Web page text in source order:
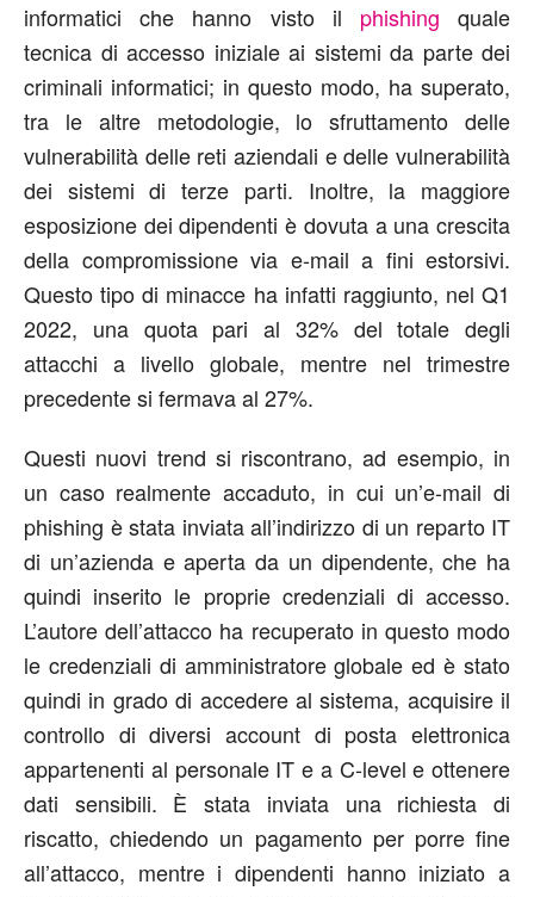
informatici che hanno visto il phishing quale
tecnica di accesso iniziale ai sistemi da parte dei
criminali informatici; in questo modo, ha superato,
tra le altre metodologie, lo sfruttamento delle
vulnerabilità delle reti aziendali e delle vulnerabilità
dei sistemi di terze parti. Inoltre, la maggiore
esposizione dei dipendenti è dovuta a una crescita
della compromissione via e-mail a fini estorsivi.
Questo tipo di minacce ha infatti raggiunto, nel Q1
2022, una quota pari al 32% del totale degli
attacchi a livello globale, mentre nel trimestre
precedente si fermava al 27%.
Questi nuovi trend si riscontrano, ad esempio, in
un caso realmente accaduto, in cui un’e-mail di
phishing è stata inviata all’indirizzo di un reparto IT
di un’azienda e aperta da un dipendente, che ha
quindi inserito le proprie credenziali di accesso.
L’autore dell’attacco ha recuperato in questo modo
le credenziali di amministratore globale ed è stato
quindi in grado di accedere al sistema, acquisire il
controllo di diversi account di posta elettronica
appartenenti al personale IT e a C-level e ottenere
dati sensibili. È stata inviata una richiesta di
riscatto, chiedendo un pagamento per porre fine
all’attacco, mentre i dipendenti hanno iniziato a